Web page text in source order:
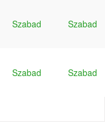
Szabad Szabad
Szabad Szabad